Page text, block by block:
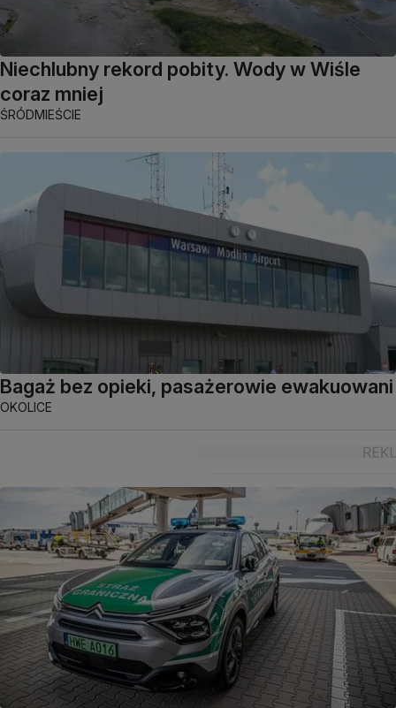
Niechlubny rekord pobity. Wody w Wiśle
coraz mniej
ŚRÓDMIEŚCIE
Bagaż bez opieki, pasażerowie ewakuowani
OKOLICE